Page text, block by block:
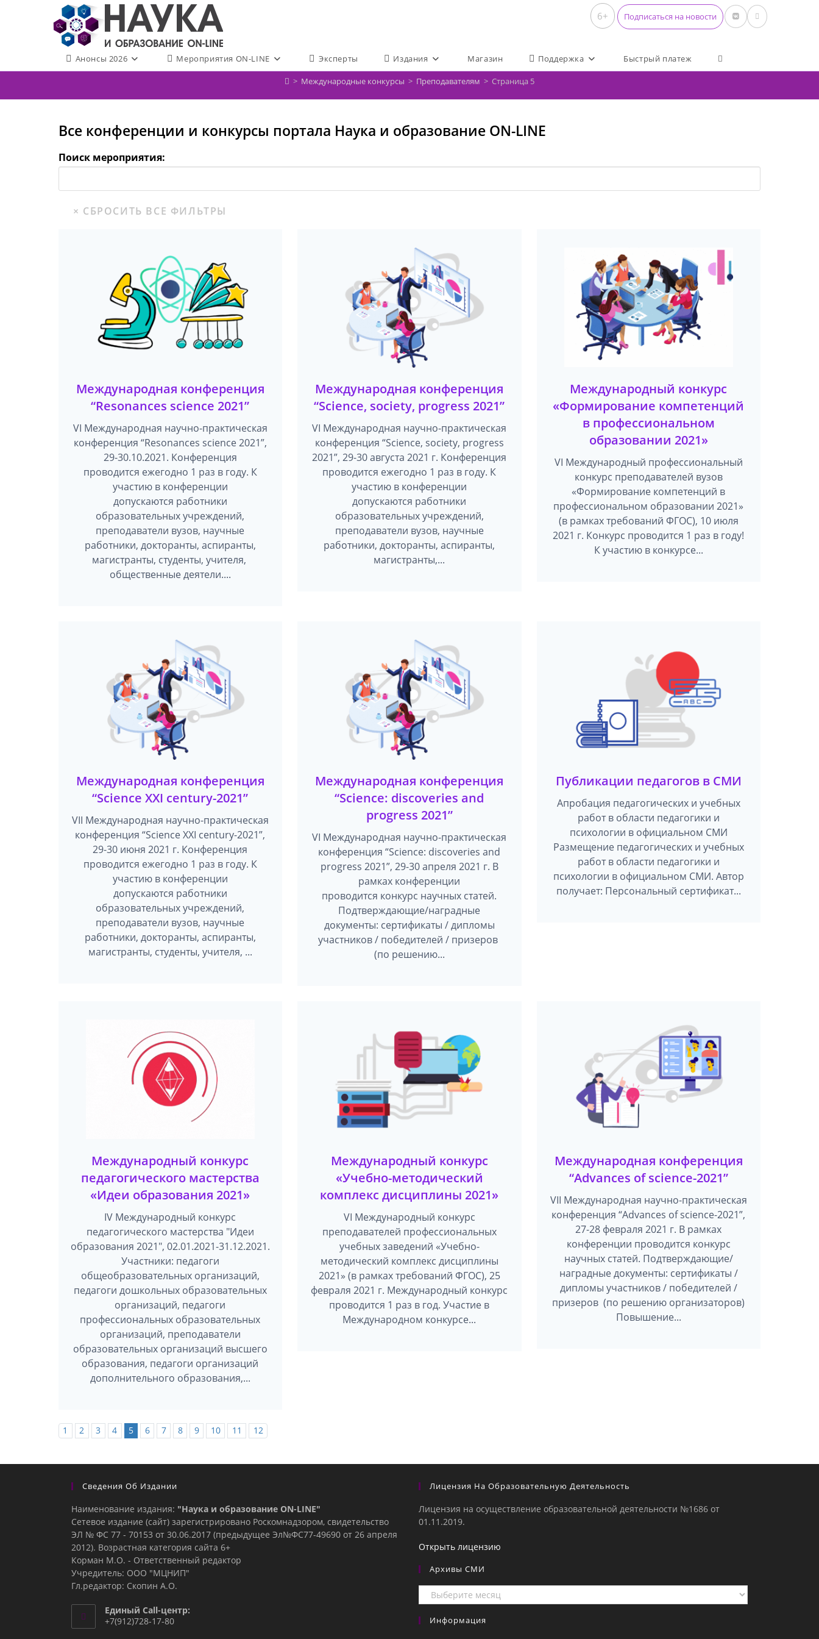
содержимому
6+ Подписаться на новости
Анонсы 2026 Мероприятия ON-LINE Эксперты Издания Магазин Поддержка Быстрый платеж Переключить поиск по
> Международные конкурсы > Преподавателям > Страница 5
Все конференции и конкурсы портала Наука и образование ON-LINE
Поиск мероприятия:
Международная конференция
“Resonances science 2021”
VI Международная научно-практическая
конференция “Resonances science 2021”,
29-30.10.2021. Конференция
проводится ежегодно 1 раз в году. К
участию в конференции
допускаются работники
образовательных учреждений,
преподаватели вузов, научные
работники, докторанты, аспиранты,
магистранты, студенты, учителя,
общественные деятели....
Международная конференция
“Science, society, progress 2021”
VI Международная научно-практическая
конференция “Science, society, progress
2021”, 29-30 августа 2021 г. Конференция
проводится ежегодно 1 раз в году. К
участию в конференции
допускаются работники
образовательных учреждений,
преподаватели вузов, научные
работники, докторанты, аспиранты,
магистранты,...
Международный конкурс
«Формирование компетенций
в профессиональном
образовании 2021»
VI Международный профессиональный
конкурс преподавателей вузов
«Формирование компетенций в
профессиональном образовании 2021»
(в рамках требований ФГОС)​, 10 июля
2021 г. Конкурс проводится 1 раз в году!
К участию в конкурсе...
Международная конференция
“Science XXI century-2021”
VII Международная научно-практическая
конференция “Science XXI century-2021”,
29-30 июня 2021 г. Конференция
проводится ежегодно 1 раз в году. К
участию в конференции
допускаются работники
образовательных учреждений,
преподаватели вузов, научные
работники, докторанты, аспиранты,
магистранты, студенты, учителя, ...
Международная конференция
“Science: discoveries and
progress 2021”
VI Международная научно-практическая
конференция “Science: discoveries and
progress 2021”, 29-30 апреля 2021 г. В
рамках конференции
проводится конкурс научных статей.
Подтверждающие/наградные
документы: сертификаты / дипломы
участников / победителей / призеров
(по решению...
Публикации педагогов в СМИ
Апробация педагогических и учебных
работ в области педагогики и
психологии в официальном СМИ
Размещение педагогических и учебных
работ в области педагогики и
психологии в официальном СМИ. Автор
получает: Персональный сертификат...
Международный конкурс
педагогического мастерства
«Идеи образования 2021»
IV Международный конкурс
педагогического мастерства "Идеи
образования 2021", 02.01.2021-31.12.2021.
Участники: педагоги
общеобразовательных организаций,
педагоги дошкольных образовательных
организаций, педагоги
профессиональных образовательных
организаций, преподаватели
образовательных организаций высшего
образования, педагоги организаций
дополнительного образования,...
Международный конкурс
«Учебно-методический
комплекс дисциплины 2021»
VI Международный конкурс
преподавателей профессиональных
учебных заведений «Учебно-
методический комплекс дисциплины
2021» (в рамках требований ФГОС), 25
февраля 2021 г. Международный конкурс
проводится 1 раз в год. Участие в
Международном конкурсе...
Международная конференция
“Advances of science-2021”
VII Международная научно-практическая
конференция “Advances of science-2021”,
27-28 февраля 2021 г. В рамках
конференции проводится конкурс
научных статей. Подтверждающие/
наградные документы: сертификаты /
дипломы участников / победителей /
призеров (по решению организаторов)
Повышение...
1 2 3 4 5 6 7 8 9 10 11 12
Сведения Об Издании
Наименование издания: "Наука и образование ON-LINE"
Сетевое издание (сайт) зарегистрировано Роскомнадзором, свидетельство
ЭЛ № ФС 77 - 70153 от 30.06.2017 (предыдущее Эл№ФC77-49690 от 26 апреля
2012). Возрастная категория сайта 6+
Корман М.О. - Ответственный редактор
Учредитель: ООО "МЦНИП"
Гл.редактор: Скопин А.О.
Единый Call-центр:
+7(912)728-17-80
Лицензия На Образовательную Деятельность
Лицензия на осуществление образовательной деятельности №1686 от
01.11.2019.
Открыть лицензию
Архивы СМИ
Архивы
СМИ
Информация